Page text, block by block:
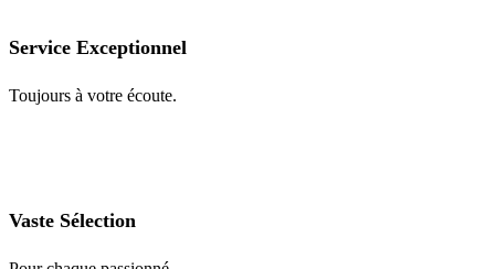
Service Exceptionnel
Toujours à votre écoute.
Vaste Sélection